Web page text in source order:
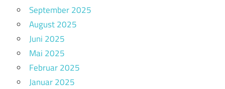
September 2025
August 2025
Juni 2025
Mai 2025
Februar 2025
Januar 2025